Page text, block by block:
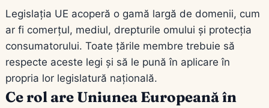
Legislația UE acoperă o gamă largă de domenii, cum
ar fi comerțul, mediul, drepturile omului și protecția
consumatorului. Toate țările membre trebuie să
respecte aceste legi și să le pună în aplicare în
propria lor legislatură națională.
Ce rol are Uniunea Europeană în